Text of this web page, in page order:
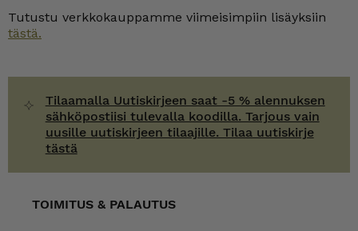
Tutustu verkkokauppamme viimeisimpiin lisäyksiin
tästä.
Tilaamalla Uutiskirjeen saat -5 % alennuksen
sähköpostiisi tulevalla koodilla. Tarjous vain
uusille uutiskirjeen tilaajille. Tilaa uutiskirje
tästä
TOIMITUS & PALAUTUS